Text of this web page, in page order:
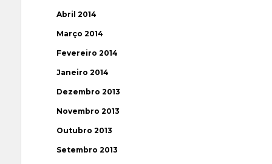
Abril 2014
Março 2014
Fevereiro 2014
Janeiro 2014
Dezembro 2013
Novembro 2013
Outubro 2013
Setembro 2013